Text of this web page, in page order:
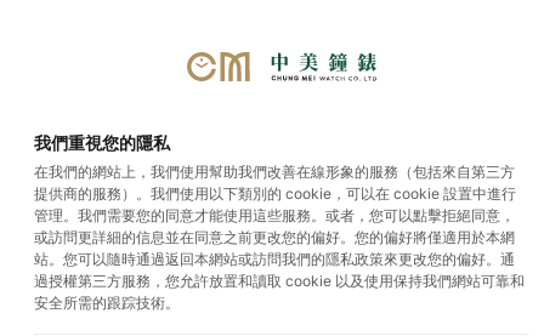
勞力士腕錶
我們重視您的隱私
在我們的網站上，我們使用幫助我們改善在線形象的服務（包括來自第三方
提供商的服務）。我們使用以下類別的 cookie，可以在 cookie 設置中進行
管理。我們需要您的同意才能使用這些服務。或者，您可以點擊拒絕同意，
或訪問更詳細的信息並在同意之前更改您的偏好。您的偏好將僅適用於本網
站。您可以隨時通過返回本網站或訪問我們的隱私政策來更改您的偏好。通
過授權第三方服務，您允許放置和讀取 cookie 以及使用保持我們網站可靠和
安全所需的跟踪技術。